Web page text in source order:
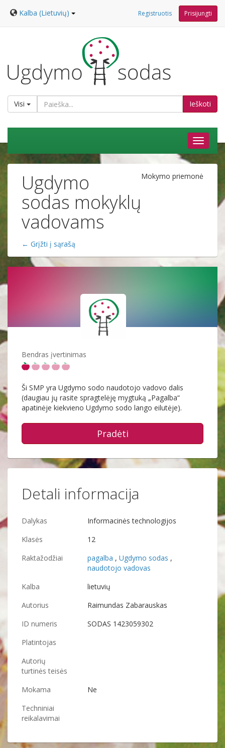
Kalba (Lietuvių) Registruotis Prisijungti
Visi Ieškoti
Mokymo priemonė
Ugdymo
sodas mokyklų
vadovams
← Grįžti į sąrašą
Bendras įvertinimas
Ši SMP yra Ugdymo sodo naudotojo vadovo dalis
(daugiau jų rasite spragtelėję mygtuką „Pagalba“
apatinėje kiekvieno Ugdymo sodo lango eilutėje).
Pradėti
Detali informacija
Dalykas
Informacinės technologijos
Klasės
12
Raktažodžiai
pagalba , Ugdymo sodas ,
naudotojo vadovas
Kalba
lietuvių
Autorius
Raimundas Zabarauskas
ID numeris
SODAS 1423059302
Platintojas
Autorių
turtinės teisės
Mokama
Ne
Techniniai
reikalavimai